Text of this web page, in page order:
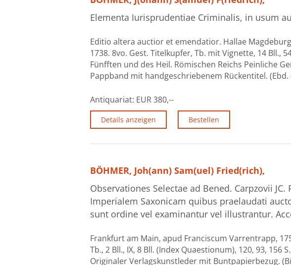
Elementa Iurisprudentiae Criminalis, in usum
Editio altera auctior et emendatior. Hallae
1738. 8vo. Gest. Titelkupfer, Tb. mit Vignette, 14 Bll.,
Fünfften und des Heil. Römischen Reichs Peinliche
Pappband mit handgeschriebenem Rückentitel.
Antiquariat: EUR 380,--
Details anzeigen Bestellen
BÖHMER, Joh(ann) Sam(uel) Fried(rich),
Observationes Selectae ad Bened. Carpzovii
Imperialem Saxonicam quibus praelaudati
sunt ordine vel examinantur vel illustrantur.
Frankfurt am Main, apud Franciscum Varrentrapp,
Tb., 2 Bll., IX, 8 Bll. (Index Quaestionum), 120, 93,
Originaler Verlagskunstleder mit Buntpapierbezug.